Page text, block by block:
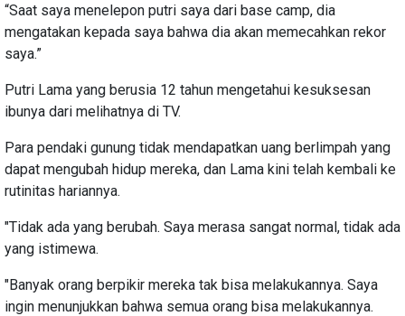
“Saat saya menelepon putri saya dari base camp, dia
mengatakan kepada saya bahwa dia akan memecahkan rekor
saya.”
Putri Lama yang berusia 12 tahun mengetahui kesuksesan
ibunya dari melihatnya di TV.
Para pendaki gunung tidak mendapatkan uang berlimpah yang
dapat mengubah hidup mereka, dan Lama kini telah kembali ke
rutinitas hariannya.
"Tidak ada yang berubah. Saya merasa sangat normal, tidak ada
yang istimewa.
"Banyak orang berpikir mereka tak bisa melakukannya. Saya
ingin menunjukkan bahwa semua orang bisa melakukannya.